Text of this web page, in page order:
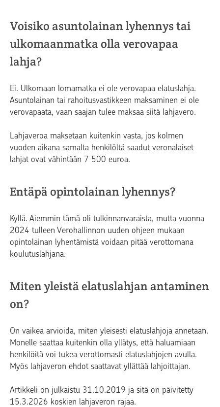
Voisiko asuntolainan lyhennys tai
ulkomaanmatka olla verovapaa
lahja?
Ei. Ulkomaan lomamatka ei ole verovapaa elatuslahja.
Asuntolainan tai rahoitusvastikkeen maksaminen ei ole
verovapaata, vaan saajan tulee maksaa siitä lahjavero.
Lahjaveroa maksetaan kuitenkin vasta, jos kolmen
vuoden aikana samalta henkilöltä saadut veronalaiset
lahjat ovat vähintään 7 500 euroa.
Entäpä opintolainan lyhennys?
Kyllä. Aiemmin tämä oli tulkinnanvaraista, mutta vuonna
2024 tulleen Verohallinnon uuden ohjeen mukaan
opintolainan lyhentämistä voidaan pitää verottomana
koulutuslahjana.
Miten yleistä elatuslahjan antaminen
on?
On vaikea arvioida, miten yleisesti elatuslahjoja annetaan.
Monelle saattaa kuitenkin olla yllätys, että haluamiaan
henkilöitä voi tukea verottomasti elatuslahjojen avulla.
Myös lahjaveron ehdot saattavat yllättää lahjoittajan.
Artikkeli on julkaistu 31.10.2019 ja sitä on päivitetty
15.3.2026 koskien lahjaveron rajaa.